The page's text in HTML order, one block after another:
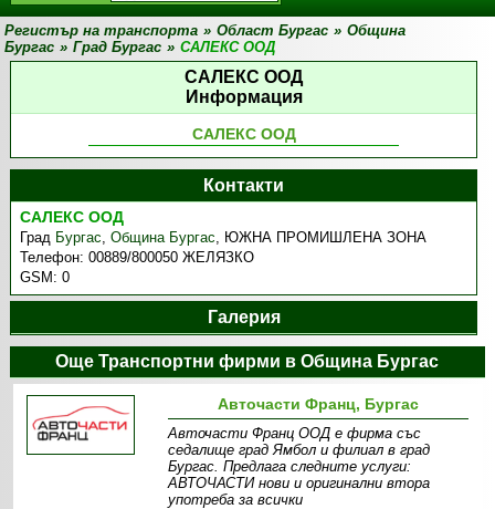
Регистър на транспорта » Област Бургас » Община
Бургас » Град Бургас » САЛЕКС ООД
САЛЕКС ООД
Информация
САЛЕКС ООД
Контакти
САЛЕКС ООД
Град Бургас,Община Бургас, ЮЖНА ПРОМИШЛЕНА ЗОНА
Телефон:00889/800050 ЖЕЛЯЗКО
GSM:0
Галерия
Още Транспортни фирми в Община Бургас
Авточасти Франц, Бургас
Авточасти Франц ООД е фирма със
седалище град Ямбол и филиал в град
Бургас. Предлага следните услуги:
АВТОЧАСТИ нови и оригинални втора
употреба за всички